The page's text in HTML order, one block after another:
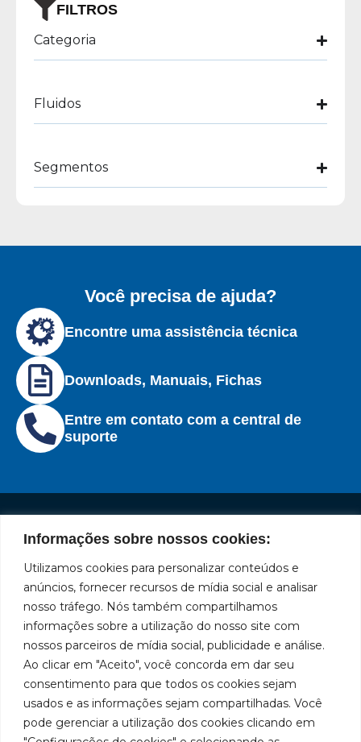
Informações sobre nossos cookies:
Utilizamos cookies para personalizar conteúdos e
anúncios, fornecer recursos de mídia social e analisar
nosso tráfego. Nós também compartilhamos
informações sobre a utilização do nosso site com
nossos parceiros de mídia social, publicidade e análise.
Ao clicar em "Aceito", você concorda em dar seu
consentimento para que todos os cookies sejam
usados e as informações sejam compartilhadas. Você
pode gerenciar a utilização dos cookies clicando em
FILTROS
Categoria
Fluidos
Segmentos
Você precisa de ajuda?
Encontre uma assistência técnica
Downloads, Manuais, Fichas
Entre em contato com a central de
suporte
Marca
líder
em
fabricação
de
equipamentos
para
lubrificação
Políticas
Privacidade
Políticas
de
Cookies
Institucional
A Bozza
Produtos
Soluções
Assistências
Técnicas
Seja um
representante
Trabalhe
Conosco
Localização
Rua
Tiradentes,
931 – Anexo
Franchini,
50/96
Conosco
SAC: 0800
019 5050
Redes
Facebook
LinkedIn
Instagram